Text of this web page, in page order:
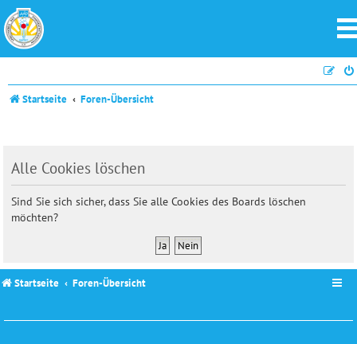
Startseite Foren-Übersicht
Alle Cookies löschen
Sind Sie sich sicher, dass Sie alle Cookies des Boards löschen
möchten?
Startseite Foren-Übersicht